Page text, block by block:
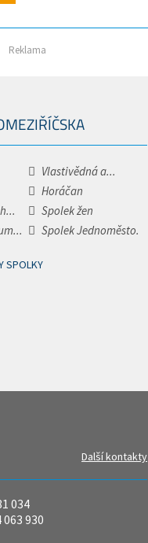
Reklama
Vlastivědná a...
Horáčan
Spolek žen
Spolek Jednoměsto.
SPOLKY
Další kontakty
034
930